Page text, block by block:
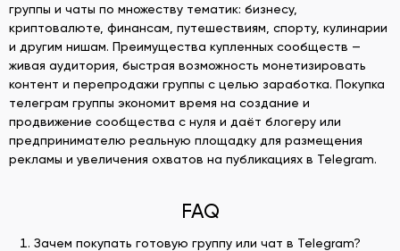
группы и чаты по множеству тематик: бизнесу,
криптовалюте, финансам, путешествиям, спорту, кулинарии
и другим нишам. Преимущества купленных сообществ —
живая аудитория, быстрая возможность монетизировать
контент и перепродажи группы с целью заработка. Покупка
телеграм группы экономит время на создание и
продвижение сообщества с нуля и даёт блогеру или
предпринимателю реальную площадку для размещения
рекламы и увеличения охватов на публикациях в Telegram.
FAQ
Зачем покупать готовую группу или чат в Telegram?